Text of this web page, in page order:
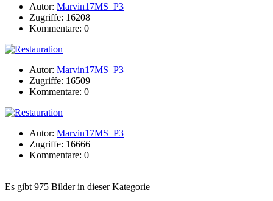
Autor: Marvin17MS_P3
Zugriffe: 16208
Kommentare: 0
Autor: Marvin17MS_P3
Zugriffe: 16509
Kommentare: 0
Autor: Marvin17MS_P3
Zugriffe: 16666
Kommentare: 0
Es gibt 975 Bilder in dieser Kategorie